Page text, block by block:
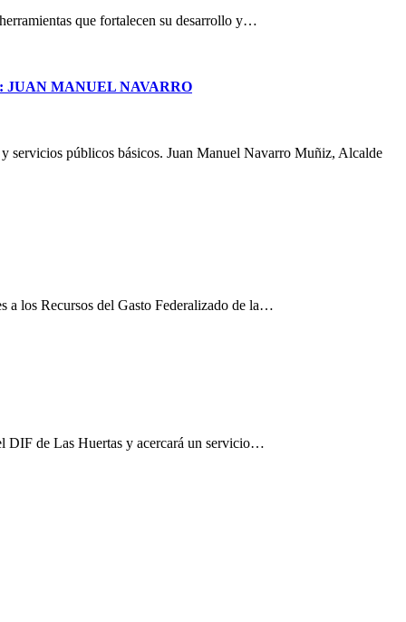
que fortalecen su desarrollo y…
JUAN MANUEL NAVARRO
servicios públicos básicos. Juan Manuel Navarro Muñiz, Alcalde
a los Recursos del Gasto Federalizado de la…
DIF de Las Huertas y acercará un servicio…